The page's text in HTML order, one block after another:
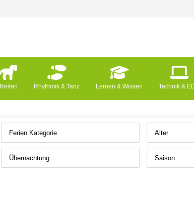
Reiten Rhythmik & Tanz Lernen & Wissen Technik &